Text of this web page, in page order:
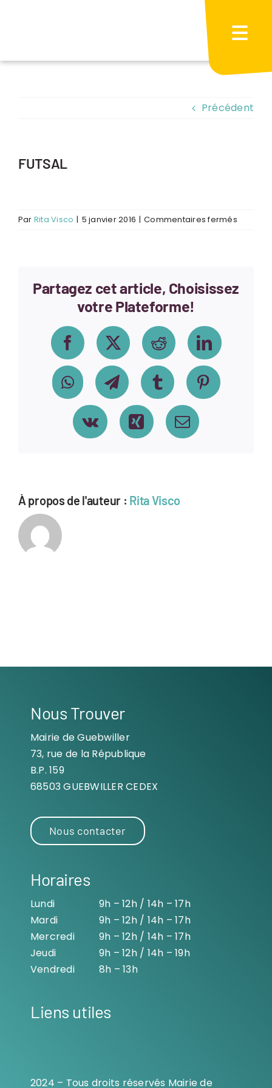
Précédent
FUTSAL
Par Rita Visco | 5 janvier 2016 | Commentaires ferméssur
Partagez cet article, Choisissez
votre Plateforme!
FacebookX Reddit LinkedIn
WhatsAppTelegramTumblr Pinterest
Vk Xing Email
À propos de l'auteur : Rita Visco
Nous Trouver
Mairie de Guebwiller
73, rue de la République
B.P. 159
68503 GUEBWILLER CEDEX
Nous contacter
Horaires
Lundi
9h – 12h / 14h – 17h
Mardi
9h – 12h / 14h – 17h
Mercredi
9h – 12h / 14h – 17h
Jeudi
9h – 12h / 14h – 19h
Vendredi
8h – 13h
Liens utiles
2024 – Tous droits réservés Mairie de